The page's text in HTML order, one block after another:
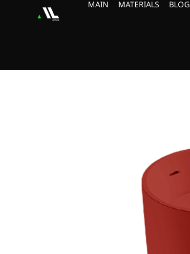
MAIN MATERIALS BLOG